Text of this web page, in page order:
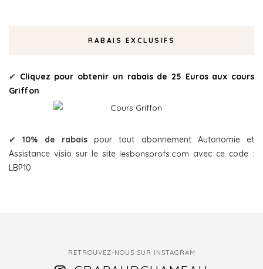
RABAIS EXCLUSIFS
✔ Cliquez pour obtenir un rabais de 25 Euros aux cours
Griffon
✔10% de rabaispour tout abonnement Autonomie et
Assistance visio sur le site lesbonsprofs.com avec ce code :
LBP10
RETROUVEZ-NOUS SUR INSTAGRAM